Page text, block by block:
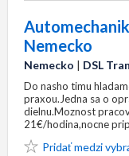
Nemecko
Nemecko | DSL
Do nasho timu
praxou.Jedna sa o
dielnu.Moznost
21€/hodina,nocne
Pridať medzi